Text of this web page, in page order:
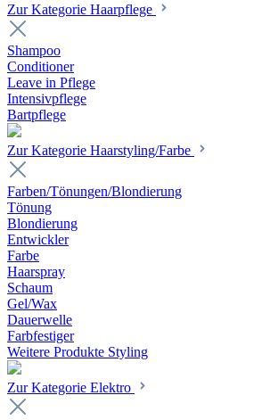
Zur Kategorie Haarpflege
Shampoo
Conditioner
Leave in Pflege
Intensivpflege
Bartpflege
Zur Kategorie Haarstyling/Farbe
Farben/Tönungen/Blondierung
Tönung
Blondierung
Entwickler
Farbe
Haarspray
Schaum
Gel/Wax
Dauerwelle
Farbfestiger
Weitere Produkte Styling
Zur Kategorie Elektro